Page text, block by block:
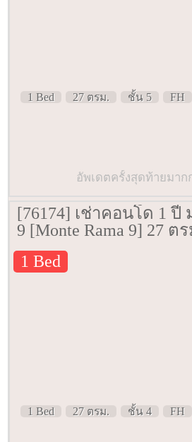
1 Bed 27 ตรม. ชั้น 5 FH
อัพเดตครั้งสุดท้ายมาก
[76174] เช่าคอนโด 1 ปี
9 [Monte Rama 9] 27 ต
1 Bed
1 Bed 27 ตรม. ชั้น 4 FH